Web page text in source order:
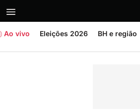
Ao vivo Eleições 2026 BH e região